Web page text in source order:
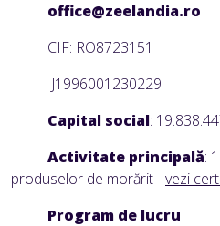
office@zeelandia.ro
CIF: RO8723151
J1996001230229
Capital social:
Activitate principală:
produselor de morărit -vezi
Program de lucru